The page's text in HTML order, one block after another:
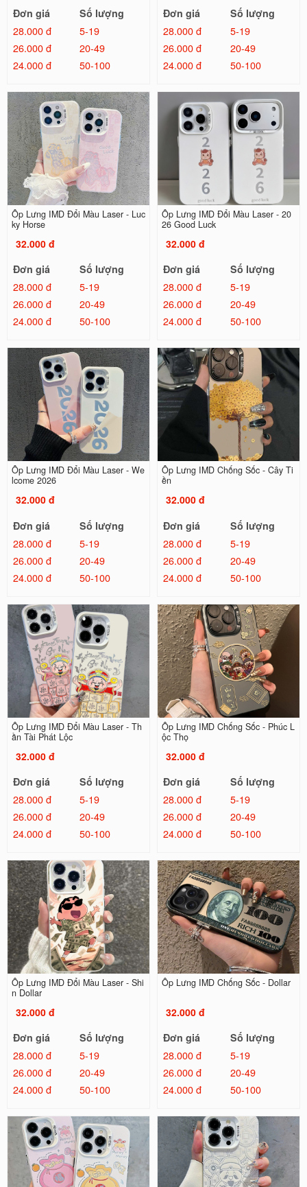
Đơn giá Số lượng
28.000 đ
5-19
26.000 đ
20-49
24.000 đ
50-100
Đơn giá Số lượng
28.000 đ
5-19
26.000 đ
20-49
24.000 đ
50-100
Ốp Lưng IMD Đổi Màu Laser - Luc
ky Horse
32.000 đ
Đơn giá
Số lượng
28.000 đ
5-19
26.000 đ
20-49
24.000 đ
50-100
Ốp Lưng IMD Đổi Màu Laser - 20
26 Good Luck
32.000 đ
Đơn giá
Số lượng
28.000 đ
5-19
26.000 đ
20-49
24.000 đ
50-100
Ốp Lưng IMD Đổi Màu Laser - We
lcome 2026
32.000 đ
Đơn giá
Số lượng
28.000 đ
5-19
26.000 đ
20-49
24.000 đ
50-100
Ốp Lưng IMD Chống Sốc - Cây Ti
ền
32.000 đ
Đơn giá
Số lượng
28.000 đ
5-19
26.000 đ
20-49
24.000 đ
50-100
Ốp Lưng IMD Đổi Màu Laser - Th
ần Tài Phát Lộc
32.000 đ
Đơn giá
Số lượng
28.000 đ
5-19
26.000 đ
20-49
24.000 đ
50-100
Ốp Lưng IMD Chống Sốc - Phúc L
ộc Thọ
32.000 đ
Đơn giá
Số lượng
28.000 đ
5-19
26.000 đ
20-49
24.000 đ
50-100
Ốp Lưng IMD Đổi Màu Laser - Shi
n Dollar
32.000 đ
Đơn giá
Số lượng
28.000 đ
5-19
26.000 đ
20-49
24.000 đ
50-100
Ốp Lưng IMD Chống Sốc - Dollar
32.000 đ
Đơn giá
Số lượng
28.000 đ
5-19
26.000 đ
20-49
24.000 đ
50-100